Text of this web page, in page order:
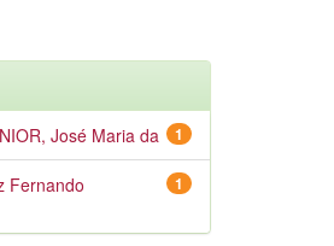
1
José Maria da
1
Fernando